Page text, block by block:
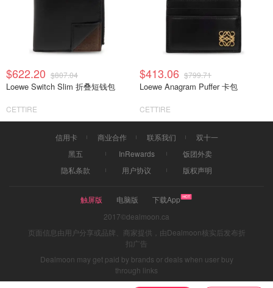
$622.20 $807.04
Loewe Switch Slim 折叠短钱包
CETTIRE
$413.06 $799.71
Loewe Anagram Puffer 卡包
CETTIRE
信用卡 商业合作 联系我们
双十一
黑五
InRewards
饭团外卖
隐私条款
用户协议 版权声明
触屏版 电脑版
下载App
2017©dealmoon.ca
页面信息由用户分享或品牌、商家提供，由Dealmoon核实后发布折
扣广告
Dealmoon may get paid by brands or deals when user buy
through links